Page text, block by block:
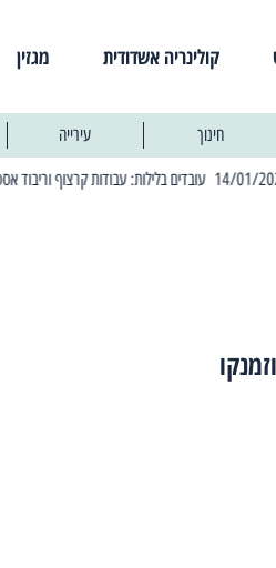
קולינריה אשדודית
מגזין
חינוך עירייה